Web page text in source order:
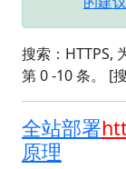
搜索：HTTPS,
第 0 -10 条。 [
全站部署
原理